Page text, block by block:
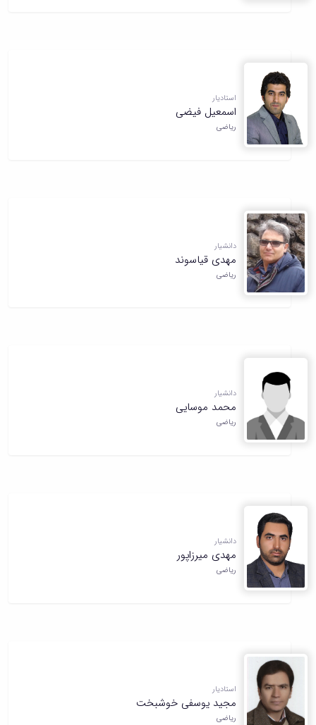
استادیار
اسمعیل فیضی
ریاضی
دانشیار
مهدی قیاسوند
ریاضی
دانشیار
محمد موسایی
ریاضی
دانشیار
مهدی میرزاپور
ریاضی
استادیار
مجید یوسفی خوشبخت
ریاضی